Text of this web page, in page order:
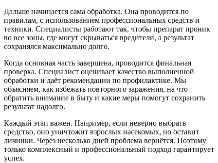
Дальше начинается сама обработка. Она проводится по
правилам, с использованием профессиональных средств и
техники. Специалисты работают так, чтобы препарат проник
во все зоны, где могут скрываться вредители, а результат
сохранялся максимально долго.
Когда основная часть завершена, проводится финальная
проверка. Специалист оценивает качество выполненной
обработки и даёт рекомендации по профилактике. Мы
объясняем, как избежать повторного заражения, на что
обратить внимание в быту и какие меры помогут сохранить
результат надолго.
Каждый этап важен. Например, если неверно выбрать
средство, оно уничтожит взрослых насекомых, но оставит
личинки. Через несколько дней проблема вернётся. Поэтому
только комплексный и профессиональный подход гарантирует
успех.